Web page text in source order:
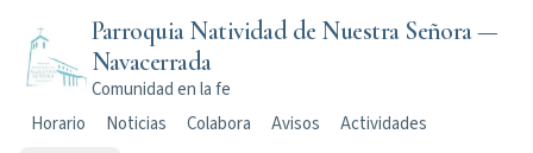
Parroquia Natividad de Nuestra Señora —
Navacerrada
Comunidad en la fe
Horario
Noticias Colabora Avisos
Actividades